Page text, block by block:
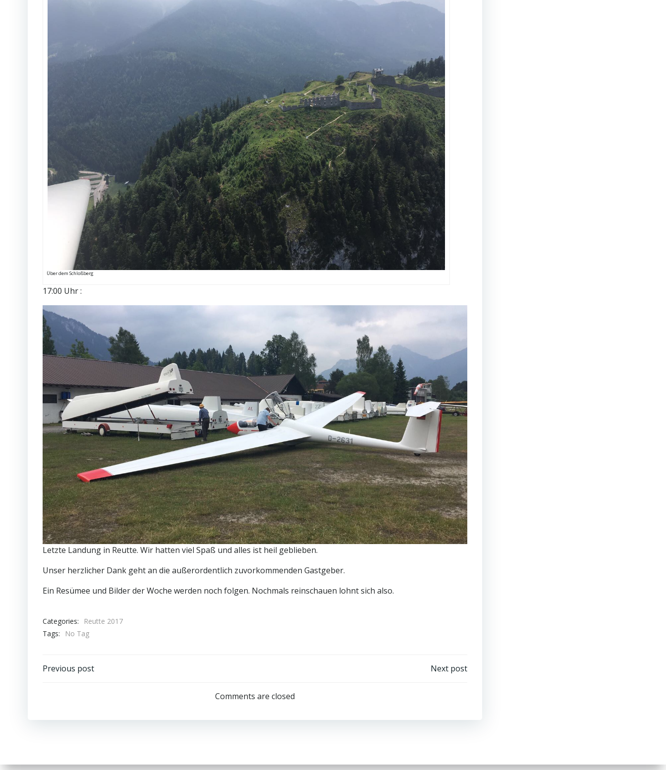
Über dem Schloßberg
17:00 Uhr :
Letzte Landung in Reutte. Wir hatten viel Spaß und alles ist heil geblieben.
Unser herzlicher Dank geht an die außerordentlich zuvorkommenden Gastgeber.
Ein Resümee und Bilder der Woche werden noch folgen. Nochmals reinschauen lohnt sich also.
Categories:
Reutte 2017
Tags:
No Tag
Beitrags-
Previous post
Navigation
Next post
Comments are closed